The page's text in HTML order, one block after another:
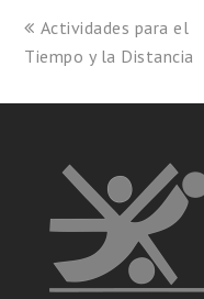
Actividades para el
Tiempo y la Distancia